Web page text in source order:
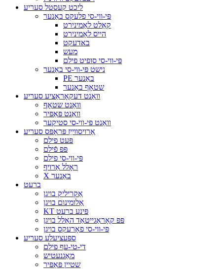
ליכט קעסטל סעריע
פּי-ווי-סי פלעקס באַנער
קאַלט לאַמינירט
הייס לאַמינירט
באדעקט
מעש
פּי-ווי-סי סופיט פילם
נישט פּי-ווי-סי באַנער
PE באַנער
שטאָף באַנער
וואַנט דעקאָראַציע סעריע
וואַנט שטאָף
וואַנט פּאַפּיר
וואַנט פּי-ווי-סי סטיקער
אַרויסווייַז פּראָפּס סעריע
פּעט פילם
פּפּ פֿילם
פּי-ווי-סי פילם
ראָלל אַרויף
X באַנער
ברעט
אַקריליק בויגן
אַלומינום בויגן
KT פּינע ברעט
פּפּ קאָראַגייטאַד האָלל בויגן
פּי-ווי-סי פאָרעקס בויגן
ספּעציעלע סעריע
די-טי-עף פילם
מאַגנעטיש
שטיין פּאַפּיר